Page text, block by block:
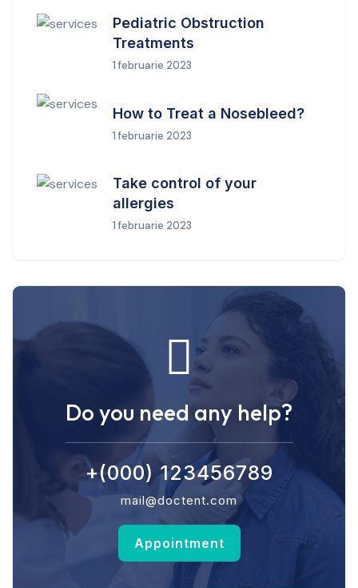
Pediatric Obstruction
Treatments
1 februarie 2023
How to Treat a Nosebleed?
1 februarie 2023
Take control of your
allergies
1 februarie 2023
Do you need any help?
+(000) 123456789
mail@doctent.com
Appointment